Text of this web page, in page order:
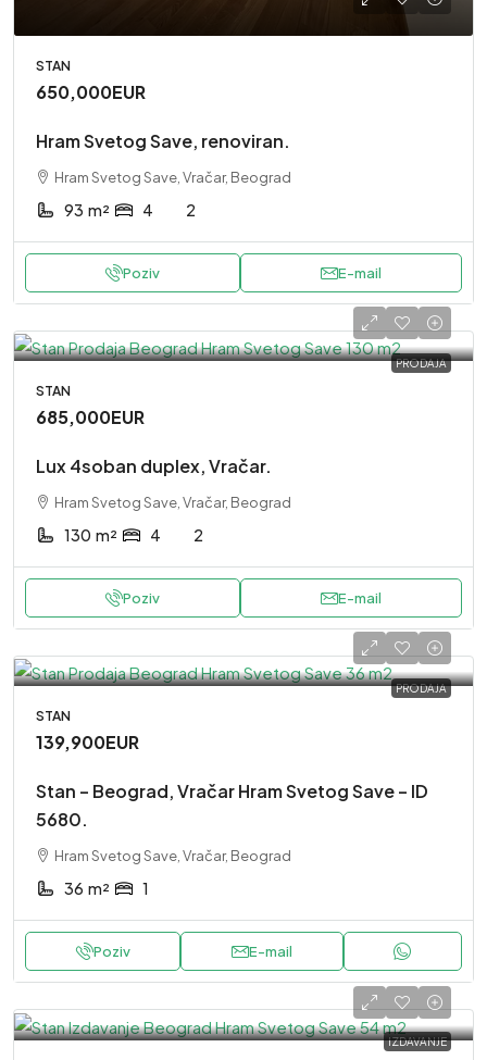
STAN
650,000EUR
Hram Svetog Save, renoviran.
Hram Svetog Save, Vračar, Beograd
93 m² 4 2
Poziv E-mail
PRODAJA
STAN
685,000EUR
Lux 4soban duplex, Vračar.
Hram Svetog Save, Vračar, Beograd
130 m² 4 2
Poziv E-mail
PRODAJA
STAN
139,900EUR
Stan – Beograd, Vračar Hram Svetog Save – ID
5680.
Hram Svetog Save, Vračar, Beograd
36 m² 1
Poziv E-mail
IZDAVANJE